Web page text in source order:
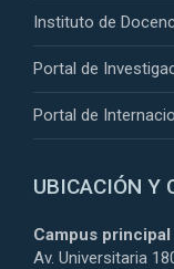
Instituto de
Portal de
Portal de
UBICACIÓN Y
Campus principal
Av. Universitaria